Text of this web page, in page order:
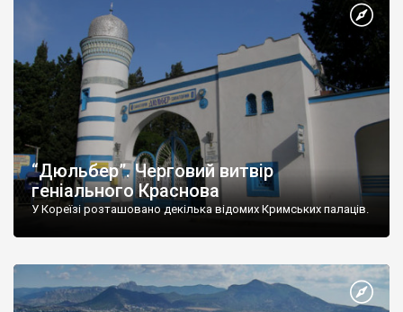
“Дюльбер”. Черговий витвір
геніального Краснова
У Кореїзі розташовано декілька відомих Кримських палаців.